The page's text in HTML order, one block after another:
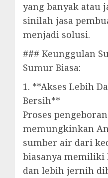
yang banyak atau
sinilah jasa
menjadi solusi.
### Keunggulan
Sumur Biasa:
1. **Akses Lebih
Bersih**
Proses
memungkinkan
sumber air dari
biasanya
dan lebih jernih